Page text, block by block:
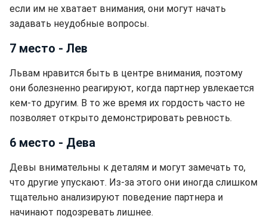
если им не хватает внимания, они могут начать
задавать неудобные вопросы.
7 место - Лев
Львам нравится быть в центре внимания, поэтому
они болезненно реагируют, когда партнер увлекается
кем-то другим. В то же время их гордость часто не
позволяет открыто демонстрировать ревность.
6 место - Дева
Девы внимательны к деталям и могут замечать то,
что другие упускают. Из-за этого они иногда слишком
тщательно анализируют поведение партнера и
начинают подозревать лишнее.